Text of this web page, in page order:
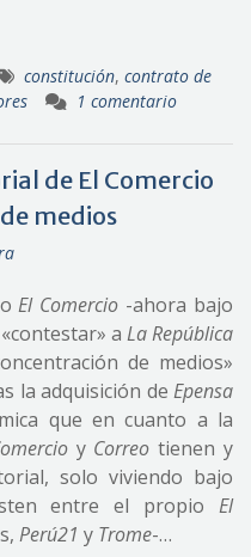
constitución, contrato de
1 comentario
de El Comercio
medios
El Comercio -ahora bajo
a La República
de medios»
la adquisición de Epensa
que en cuanto a la
y Correo tienen y
solo viviendo bajo
entre el propio El
Perú21 y Trome-…